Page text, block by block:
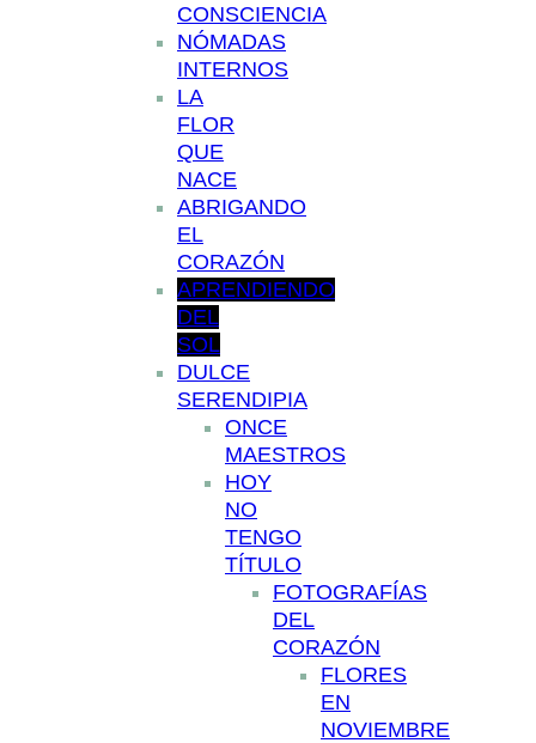
CONSCIENCIA
NÓMADAS
INTERNOS
LA
FLOR
QUE
NACE
ABRIGANDO
EL
CORAZÓN
APRENDIENDO
DEL
SOL
DULCE
SERENDIPIA
ONCE
MAESTROS
HOY
NO
TENGO
TÍTULO
FOTOGRAFÍAS
DEL
CORAZÓN
FLORES
EN
NOVIEMBRE